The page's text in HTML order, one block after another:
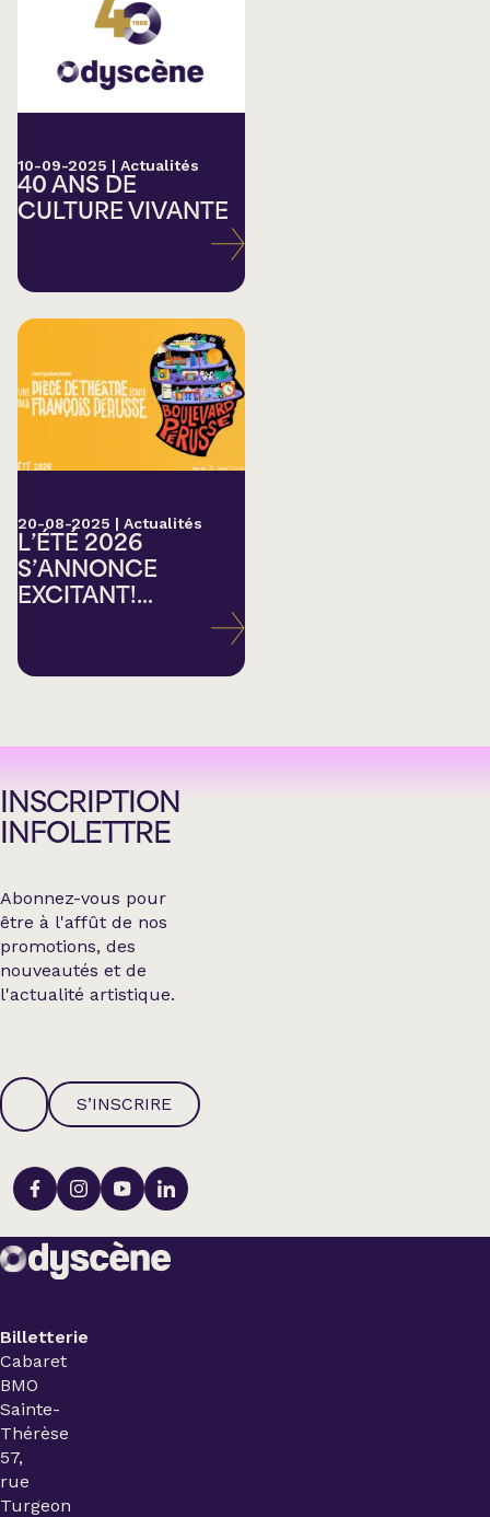
10-09-2025 | Actualités
40 ANS DE
CULTURE VIVANTE
20-08-2025 | Actualités
L’ÉTÉ 2026
S’ANNONCE
EXCITANT!...
INSCRIPTION
INFOLETTRE
Abonnez-vous pour
être à l'affût de nos
promotions, des
nouveautés et de
l'actualité artistique.
S’INSCRIRE
Billetterie
Cabaret
BMO
Sainte-
Thérèse
57,
rue
Turgeon